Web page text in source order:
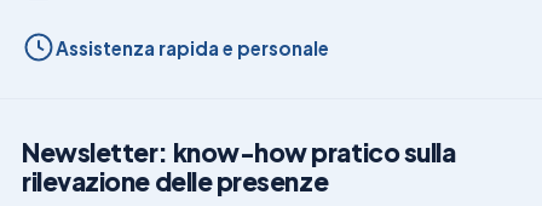
Assistenza rapida e personale
Newsletter: know-how pratico sulla
rilevazione delle presenze